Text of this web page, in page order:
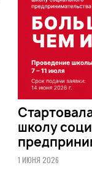
школу
1 ИЮНЯ 2026